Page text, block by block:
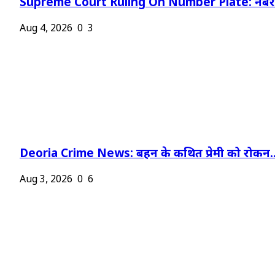
Supreme Court Ruling On Number Plate:
Aug 4, 2026 0 3
Deoria Crime News: बहन के कथित प्रेमी को
Aug 3, 2026 0 6